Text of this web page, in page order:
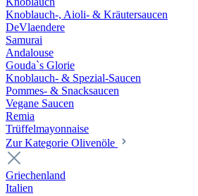
Knoblauch-, Aioli- & Kräutersaucen
DeVlaendere
Samurai
Andalouse
Gouda`s Glorie
Knoblauch- & Spezial-Saucen
Pommes- & Snacksaucen
Vegane Saucen
Remia
Trüffelmayonnaise
Zur Kategorie Olivenöle
Griechenland
Italien